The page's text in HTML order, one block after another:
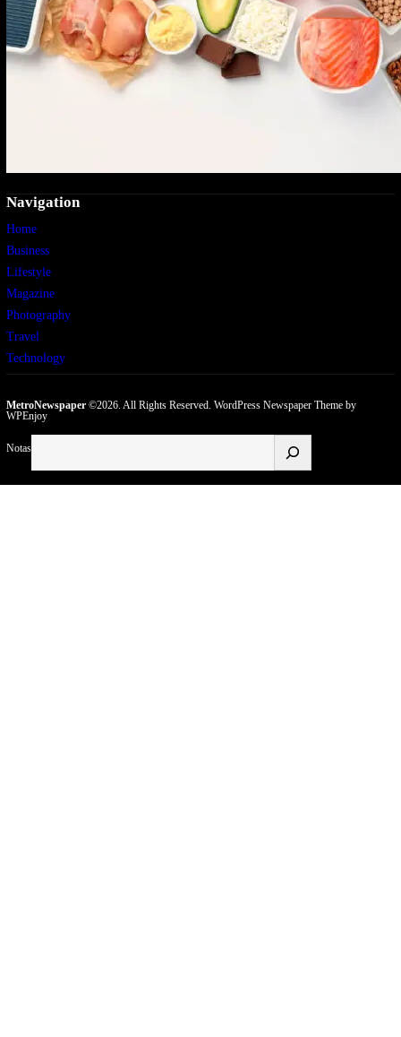
Navigation
Home
Business
Lifestyle
Magazine
Photography
Travel
Technology
MetroNewspaper©2026. All Rights Reserved. WordPress Newspaper Themeby
WPEnjoy
Notas